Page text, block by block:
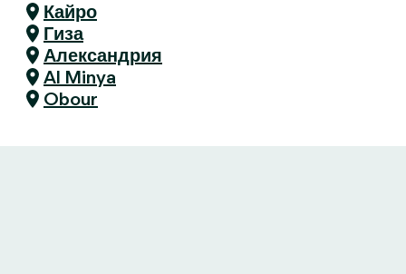
Кайро
Гиза
Александрия
Al Minya
Obour